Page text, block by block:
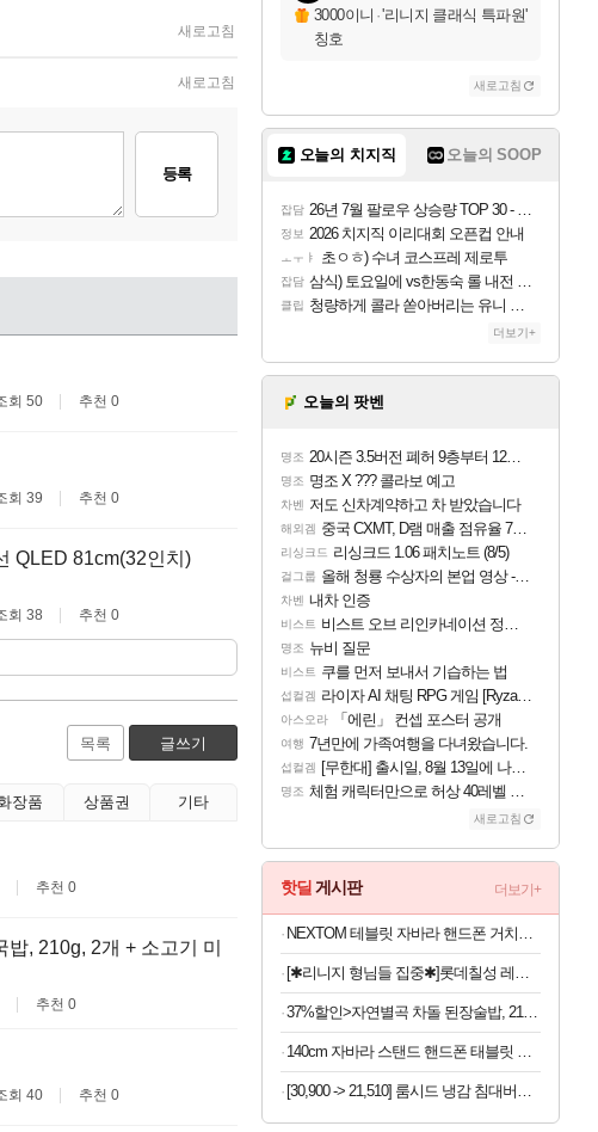
새로고침
새로고침
등록
회 50 추천 0
회 39 추천 0
QLED 81cm(32인치)
회 38 추천 0
목록 글쓰기
장품 상품권 기타
추천 0
, 210g, 2개 + 소고기 미
추천 0
회 40 추천 0
3000이니 ·'리니지 클래식 특파원'
칭호
새로고침
오늘의 치지직 오늘의 SOOP
잡담 26년 7월 팔로우 상승량 TOP 30 - 월간 치지직
정보 2026 치지직 이리대회 오픈컵 안내
ㅗㅜㅑ 초ㅇㅎ) 수녀 코스프레 제로투
잡담 삼식) 토요일에 vs한동숙 롤 내전 예정
클립 청량하게 콜라 쏟아버리는 유니 ㅋㅋㅋ
더보기+
오늘의 팟벤
명조 20시즌 3.5버전 폐허 9층부터 12층까지 클리어 조합 | 죽음의 노래와 바닷속 폐허 |
명조 명조 X ??? 콜라보 예고
차벤 저도 신차계약하고 차 받았습니다
해외겜 중국 CXMT, D램 매출 점유율 7%…글로벌 4위로 부상
리싱크드 리싱크드 1.06 패치노트 (8/5)
걸그룹 올해 청룡 수상자의 본업 영상 - 스테이씨 윤
차벤 내차 인증
비스트 비스트 오브 리인카네이션 정보/공략글 모음
명조 뉴비 질문
비스트 쿠를 먼저 보내서 기습하는 법
섭컬겜 라이자 AI 채팅 RPG 게임 [RyzaChat: AI] 공개
아스오라 「에린」 컨셉 포스터 공개
여행 7년만에 가족여행을 다녀왔습니다.
섭컬겜 [무한대] 출시일, 8월 13일에 나오나
명조 체험 캐릭터만으로 허상 40레벨 하이와티아 5분 컷!｜에이메스·린네·모니에 명함
새로고침
핫딜 게시판 더보기+
NEXTOM 테블릿 자바라 핸드폰 거치대 침대 스탠드, NXT-700, 화이트, 1개
[✱리니지 형님들 집중✱]롯데칠성 레쓰비 마일드, 175ml, 30캔
37%할인>자연별곡 차돌 된장술밥, 210g, 2개 +황태 콩나물 해장국밥, 210g, 2개 + 소고기 미역국밥, 210g, 2개
140cm 자바라 스탠드 핸드폰 태블릿 스마트폰 거치대, 블랙, 1개
[30,900 -> 21,510] 룸시드 냉감 침대버커 Q사이즈